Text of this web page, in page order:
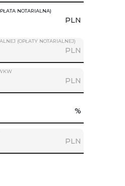
NOTARIALNA)
PLN
(OPŁATY NOTARIALNEJ)
PLN
PLN
%
PLN